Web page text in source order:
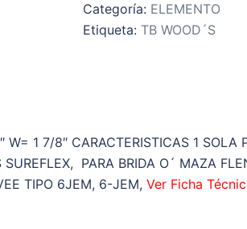
SURE-
FLEX
3/4"
W=
1
Categoría: ELEMENTO
Etiqueta: TB WOOD´S
1 7/8″ CARACTERISTICAS 1 SOLA
PARA BRIDA O´ MAZA
TIPO 6JEM, 6-JEM, Ver Ficha